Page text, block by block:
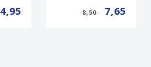
4,95 8,50 7,65